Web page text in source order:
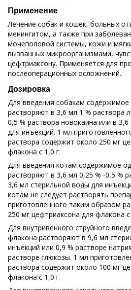
Применение
Лечение собак и кошек, больных
менингитом, а также при
мочеполовой системы, кожи и
вызванных микроорганизмами,
цефтриаксону. Применяется для
послеоперационных осложнений.
Дозировка
Для введения собакам
растворяют в 3,6 мл 1 % раствора
0,5 % раствора новокаина или в
для инъекций. 1 мл
раствора содержит около 250 мг
флакона с 1,0 г.
Для введения котам содержимое
растворяют в 3,6 мл 0,25 % -0,5 %
3,6 мл стерильной воды для
котам не следует растворять
приготовленного таким образом
250 мг цефтриаксона для флакона с
Для внутривенного струйного
флакона растворяют в 9,6 мл
инъекций или 0,9 % растворе
растворе глюкозы. 1 мл
раствора содержит около 100 мг
флакона с 1,0 г.